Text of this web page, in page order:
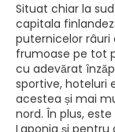
Situat chiar la
capitala
puternicelor râuri
frumoase pe tot
cu adevărat
sportive, hoteluri
acestea și mai
nord. În plus,
Laponia și pentru